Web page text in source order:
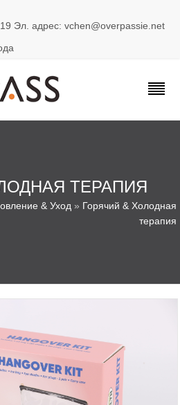
Эл. адрес: vchen@overpassie.net
ТЕРАПИЯ
& Уход » Горячий & Холодная
терапия